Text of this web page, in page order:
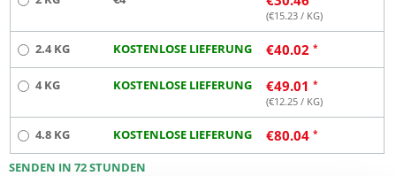
(€15.23 / KG)
2.4 KG KOSTENLOSE LIEFERUNG €40.02
4 KG KOSTENLOSE LIEFERUNG €49.01
(€12.25 / KG)
4.8 KG KOSTENLOSE LIEFERUNG €80.04
SENDEN IN 72 STUNDEN